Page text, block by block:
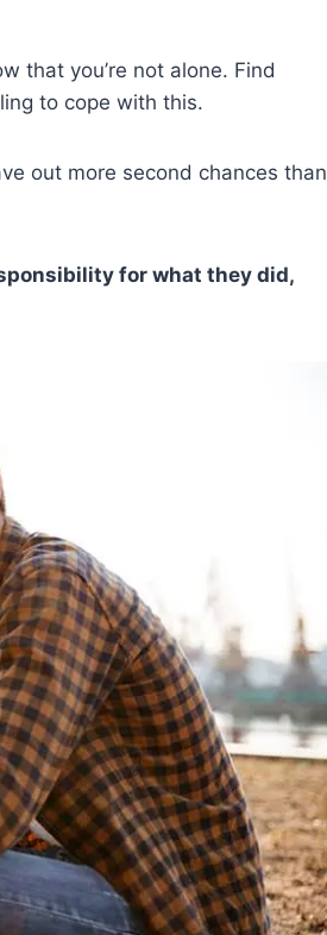
that you’re not alone. Find
to cope with this.
out more second chances than
for what they did,